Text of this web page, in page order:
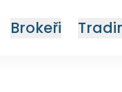
Brokeři